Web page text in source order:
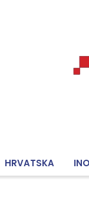
HRVATSKA